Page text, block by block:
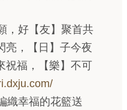
，好【友】聚首共
亮，【日】子今夜
祝福，【樂】不可
織幸福的花籃送